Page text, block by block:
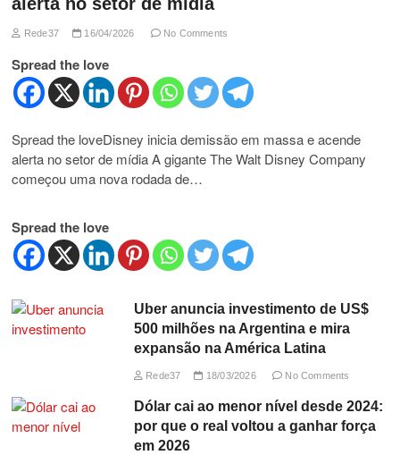
Rede37 16/04/2026 No Comments
Spread the love
Spread the loveDisney inicia demissão em massa e acende
alerta no setor de mídia A gigante The Walt Disney Company
começou uma nova rodada de…
Spread the love
Uber anuncia investimento de US$
500 milhões na Argentina e mira
expansão na América Latina
Rede37 18/03/2026 No Comments
Dólar cai ao menor nível desde 2024:
por que o real voltou a ganhar força
em 2026